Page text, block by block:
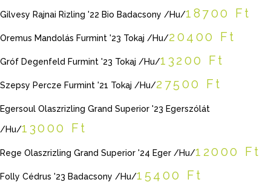
Gilvesy Rajnai Rizling '22 Bio Badacsony /Hu/18700 Ft
Oremus Mandolás Furmint '23 Tokaj /Hu/20400 Ft
Gróf Degenfeld Furmint '23 Tokaj /Hu/13200 Ft
Szepsy Percze Furmint '21 Tokaj /Hu/27500 Ft
Egersoul Olaszrizling Grand Superior '23 Egerszólát
/Hu/13000 Ft
Rege Olaszrizling Grand Superior '24 Eger /Hu/12000 Ft
Folly Cédrus '23 Badacsony /Hu/15400 Ft